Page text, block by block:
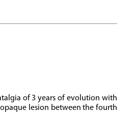
of 3 years of evolution with
lesion between the fourth